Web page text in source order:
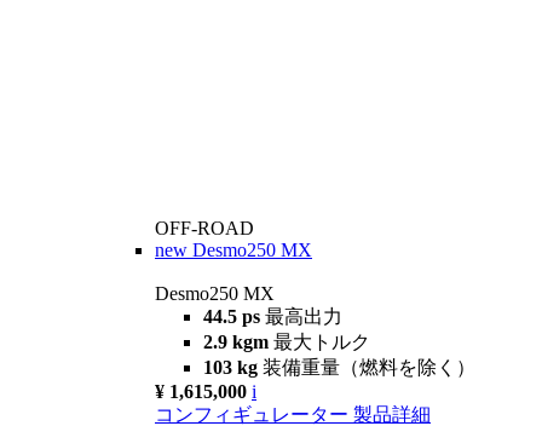
OFF-ROAD
new Desmo250 MX
Desmo250 MX
44.5 ps 最高出力
2.9 kgm 最大トルク
103 kg 装備重量（燃料を除く）
¥ 1,615,000 i
コンフィギュレーター 製品詳細